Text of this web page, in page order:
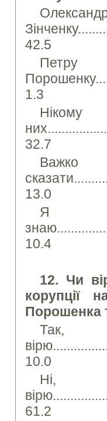
42.5
Петру
1.3
32.7
Важко
13.0
Я
10.4
12. Чи
корупції
Порошенка
Так,
10.0
61.2